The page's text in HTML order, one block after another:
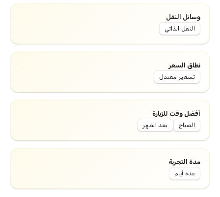
وسائل النقل
النقل الذاتي
نطاق السعر
تسعير معتدل
أفضل وقت للزيارة
الصباح بعد الظهر
مدة التجربة
عدة أيام